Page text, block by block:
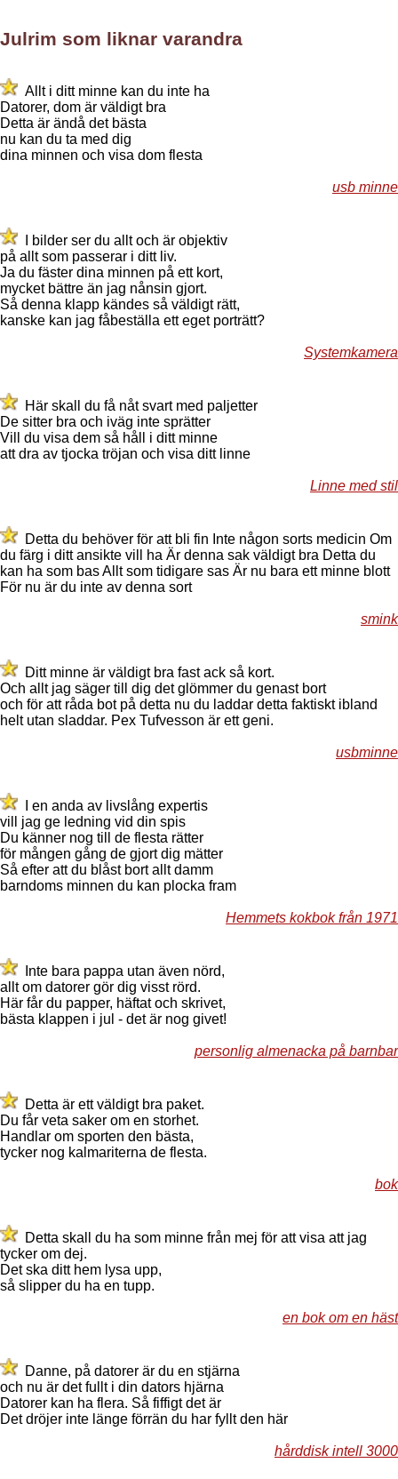
Julrim som liknar varandra
Allt i ditt minne kan du inte ha
Datorer, dom är väldigt bra
Detta är ändå det bästa
nu kan du ta med dig
dina minnen och visa dom flesta
usb minne
I bilder ser du allt och är objektiv
på allt som passerar i ditt liv.
Ja du fäster dina minnen på ett kort,
mycket bättre än jag nånsin gjort.
Så denna klapp kändes så väldigt rätt,
kanske kan jag fåbeställa ett eget porträtt?
Systemkamera
Här skall du få nåt svart med paljetter
De sitter bra och iväg inte sprätter
Vill du visa dem så håll i ditt minne
att dra av tjocka tröjan och visa ditt linne
Linne med stil
Detta du behöver för att bli fin Inte någon sorts medicin Om
du färg i ditt ansikte vill ha Är denna sak väldigt bra Detta du
kan ha som bas Allt som tidigare sas Är nu bara ett minne blott
För nu är du inte av denna sort
smink
Ditt minne är väldigt bra fast ack så kort.
Och allt jag säger till dig det glömmer du genast bort
och för att råda bot på detta nu du laddar detta faktiskt ibland
helt utan sladdar. Pex Tufvesson är ett geni.
usbminne
I en anda av livslång expertis
vill jag ge ledning vid din spis
Du känner nog till de flesta rätter
för mången gång de gjort dig mätter
Så efter att du blåst bort allt damm
barndoms minnen du kan plocka fram
Hemmets kokbok från 1971
Inte bara pappa utan även nörd,
allt om datorer gör dig visst rörd.
Här får du papper, häftat och skrivet,
bästa klappen i jul - det är nog givet!
personlig almenacka på barnbar
Detta är ett väldigt bra paket.
Du får veta saker om en storhet.
Handlar om sporten den bästa,
tycker nog kalmariterna de flesta.
bok
Detta skall du ha som minne från mej för att visa att jag
tycker om dej.
Det ska ditt hem lysa upp,
så slipper du ha en tupp.
en bok om en häst
Danne, på datorer är du en stjärna
och nu är det fullt i din dators hjärna
Datorer kan ha flera. Så fiffigt det är
Det dröjer inte länge förrän du har fyllt den här
hårddisk intell 3000